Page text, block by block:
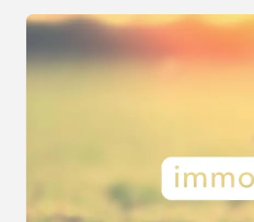
facile à aménager Viabilisé
Environnement calme, sans
du bourg et des plages Un
Fouesnant, parfait pour une
secondaire. ?? Contactez-